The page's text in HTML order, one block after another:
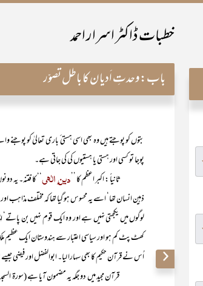
خطبات ڈاکٹر اسرار احمد
باب:وحدتِ اَدیان کا باطل تصوّر
بتوں کو پوجتے ہیں وہ بھی اسی ہستی ٔ باری تعالیٰ کو پوجنے
پوجا تو کسی اور ہستی یا ہستیوں کی کی جاتی ہے۔
ثانیاً : اکبر اعظم کا ’’ دین ِ الٰہی‘‘ کا فتنہ۔ یہ
ذہین انسان تھا‘ اسے یہ محسوس ہو گیا تھا کہ مختلف مذاہب
لوگوں میں یکجہتی نہیں ہے اور وہ ایک قوم نہیں بن
کھٹ پٹ کم ہو اور سیاسی اعتبار سے ہندوستان ایک
اُس نے قرآن حکیم کا بھی سہارا لیا۔ ابوالفضل اور فیضی
قرآن مجید میں دو جگہ یہ مضمون آیا ہے (سورۃ السجدہ